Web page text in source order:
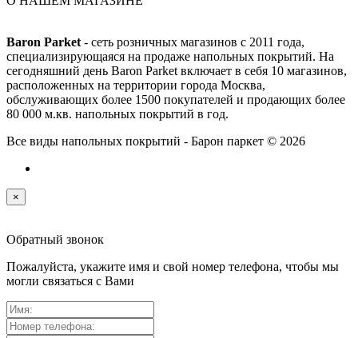
Baron Parket - сеть розничных магазинов с 2011 года,
специализирующаяся на продаже напольных покрытий. На
сегодняшний день Baron Parket включает в себя 10 магазинов,
расположенных на территории города Москва,
обслуживающих более 1500 покупателей и продающих более
80 000 м.кв. напольных покрытий в год.
Все виды напольных покрытий - Барон паркет © 2026
×
Обратный звонок
Пожалуйста, укажите имя и свой номер телефона, чтобы мы
могли связаться с Вами